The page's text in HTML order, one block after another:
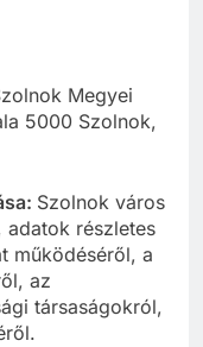
Megyei
5000 Szolnok,
Szolnok város
részletes
működéséről, a
az
társaságokról,